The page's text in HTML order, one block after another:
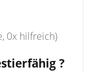
0x hilfreich)
?